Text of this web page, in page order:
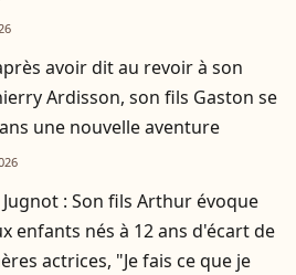
avoir dit au revoir à son
Ardisson, son fils Gaston se
une nouvelle aventure
: Son fils Arthur évoque
enfants nés à 12 ans d'écart de
actrices, "Je fais ce que je